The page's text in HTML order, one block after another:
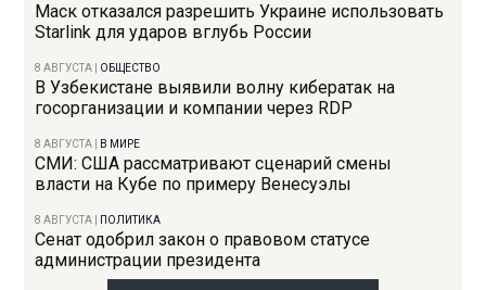
Маск отказался разрешить Украине использовать
Starlink для ударов вглубь России
8 АВГУСТА ОБЩЕСТВО
В Узбекистане выявили волну кибератак на
госорганизации и компании через RDP
8 АВГУСТА В МИРЕ
СМИ: США рассматривают сценарий смены
власти на Кубе по примеру Венесуэлы
8 АВГУСТА ПОЛИТИКА
Сенат одобрил закон о правовом статусе
администрации президента